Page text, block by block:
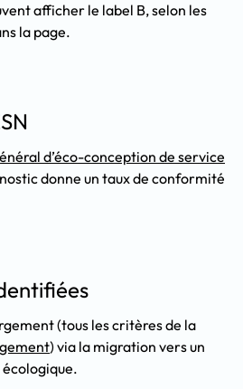
afficher le label B, selon les
la page.
d’éco-conception de service
donne un taux de conformité
(tous les critères de la
) via la migration vers un